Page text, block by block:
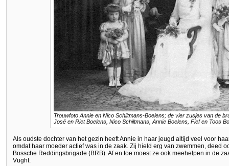
Trouwfoto Annie en Nico Schiltmans-Boelens; de vier zusjes van de
José en Riet Boelens, Nico Schiltmans, Annie Boelens, Fief en Toos
Als oudste dochter van het gezin heeft Annie in haar jeugd altijd veel voor
omdat haar moeder actief was in de zaak. Zij hield erg van zwemmen, deed
Bossche Reddingsbrigade (BRB). Af en toe moest ze ook meehelpen in de
Vught.